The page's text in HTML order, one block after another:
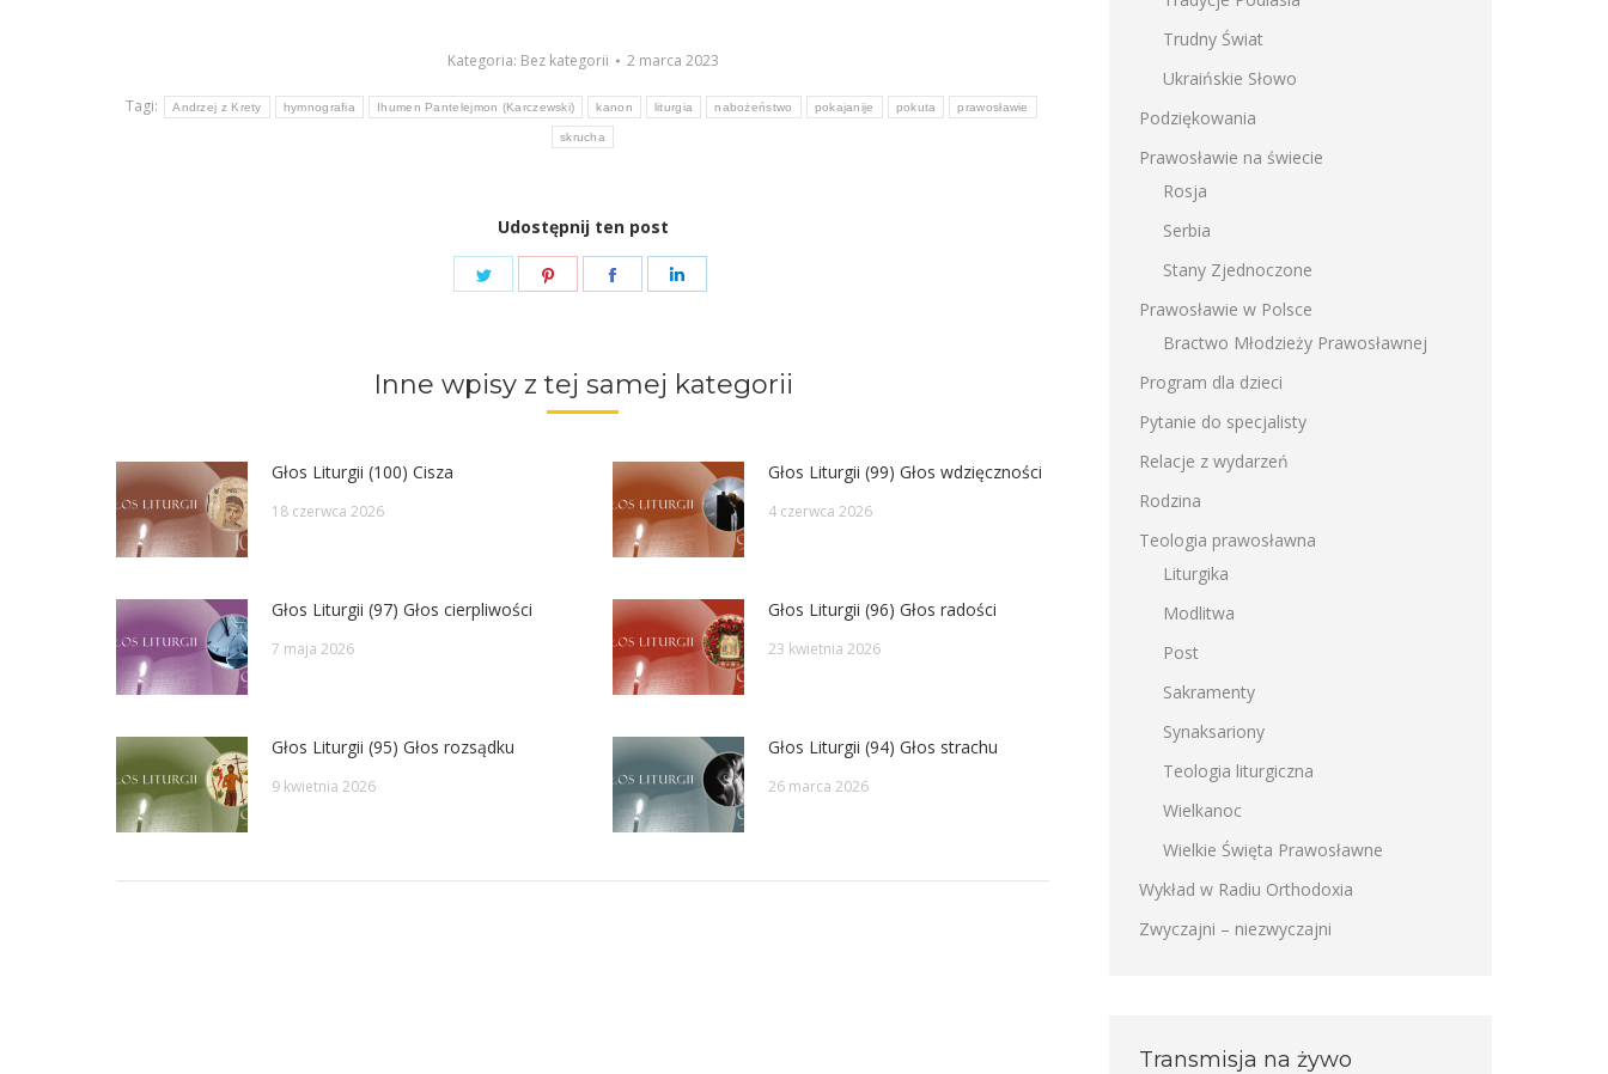
Kategoria: Bez kategorii 2 marca 2023
Tagi: Andrzej z Krety hymnografia Ihumen Pantelejmon (Karczewski) kanon liturgia nabożeństwo pokajanije pokuta prawosławie
skrucha
Udostępnij ten post
Share
Share
Share
Inne wpisy z tej samej kategorii
Głos Liturgii (100) Cisza
18 czerwca 2026
Głos Liturgii (99) Głos wdzięczności
4 czerwca 2026
Głos Liturgii (97) Głos cierpliwości
7 maja 2026
Głos Liturgii (96) Głos radości
23 kwietnia 2026
Głos Liturgii (95) Głos rozsądku
9 kwietnia 2026
Głos Liturgii (94) Głos strachu
26 marca 2026
Trudny Świat
Ukraińskie Słowo
Podziękowania
Prawosławie na świecie
Rosja
Serbia
Stany Zjednoczone
Prawosławie w Polsce
Bractwo Młodzieży Prawosławnej
Program dla dzieci
Pytanie do specjalisty
Relacje z wydarzeń
Rodzina
Teologia prawosławna
Liturgika
Modlitwa
Post
Sakramenty
Synaksariony
Teologia liturgiczna
Wielkanoc
Wielkie Święta Prawosławne
Wykład w Radiu Orthodoxia
Zwyczajni – niezwyczajni
Transmisja na żywo